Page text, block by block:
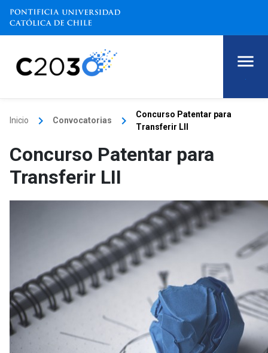
.
Inicio keyboard_arrow_right Convocatorias keyboard_arrow_right
Concurso Patentar para
Transferir LII
Concurso Patentar para
Transferir LII